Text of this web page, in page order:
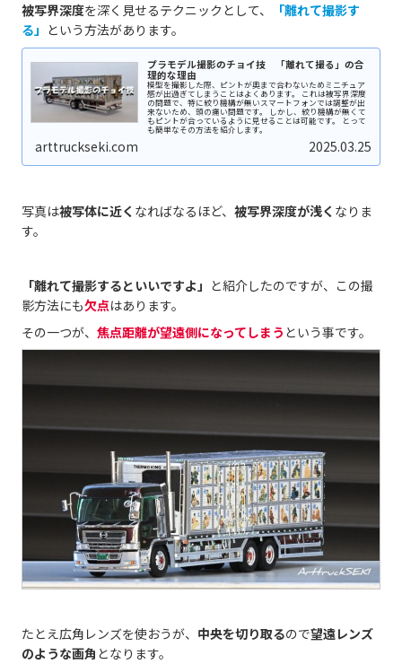
被写界深度を深く見せるテクニックとして、
「離れて撮影す
る」 という方法があります。
プラモデル撮影のチョイ技 「離れて撮る」の合
理的な理由
模型を撮影した際、ピントが奥まで合わないためミニチュア
感が出過ぎてしまうことはよくあります。 これは被写界深度
の問題で、特に絞り機構が無いスマートフォンでは調整が出
来ないため、頭の痛い問題です。 しかし、絞り機構が無くて
もピントが合っているように見せることは可能です。 とって
も簡単なその方法を紹介します。
arttruckseki.com 2025.03.25
写真は被写体に近く なればなるほど、 被写界深度が浅く なりま
す。
「離れて撮影するといいですよ」 と紹介したのですが、この撮
影方法にも欠点はあります。
その一つが、 焦点距離が望遠側になってしまう という事です。
たとえ広角レンズを使おうが、 中央を切り取るので望遠レンズ
のような画角 となります。